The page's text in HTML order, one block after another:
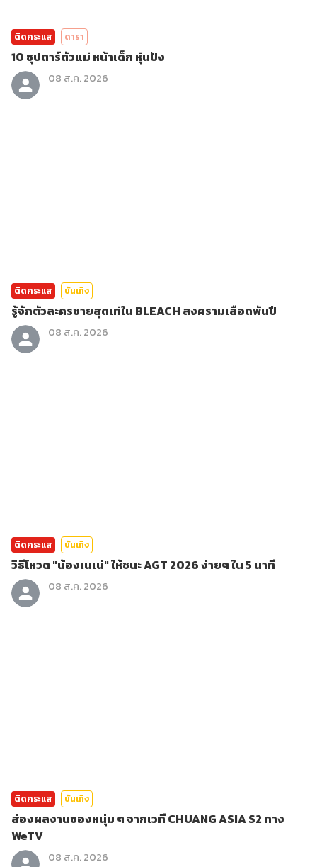
ติดกระแส ดารา
10 ซุปตาร์ตัวแม่ หน้าเด็ก หุ่นปัง
08 ส.ค. 2026
ติดกระแส บันเทิง
รู้จักตัวละครชายสุดเท่ใน BLEACH สงครามเลือดพันปี
08 ส.ค. 2026
ติดกระแส บันเทิง
วิธีโหวต "น้องเนเน่" ให้ชนะ AGT 2026 ง่ายๆ ใน 5 นาที
08 ส.ค. 2026
ติดกระแส บันเทิง
ส่องผลงานของหนุ่ม ๆ จากเวที CHUANG ASIA S2 ทาง
WeTV
08 ส.ค. 2026